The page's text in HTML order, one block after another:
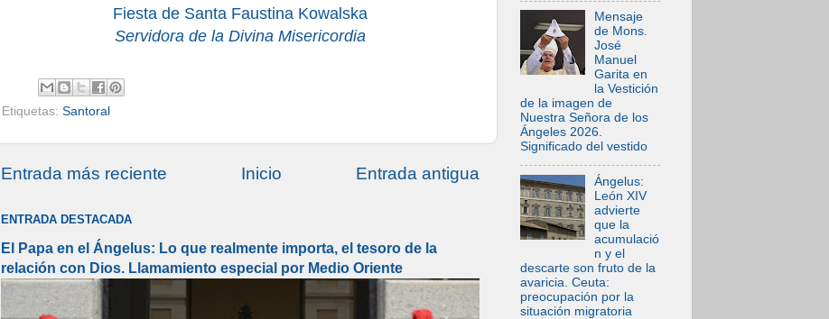
Fiesta de Santa Faustina Kowalska
Servidora de la Divina Misericordia
Etiquetas: Santoral
Entrada más reciente Entrada antigua
Inicio
ENTRADA DESTACADA
El Papa en el Ángelus: Lo que realmente importa, el tesoro de la
relación con Dios. Llamamiento especial por Medio Oriente
Mensaje
de Mons.
José
Manuel
Garita en
la Vestición
de la imagen de
Nuestra Señora de los
Ángeles 2026.
Significado del vestido
Ángelus:
León XIV
advierte
que la
acumulació
n y el
descarte son fruto de la
avaricia. Ceuta:
preocupación por la
situación migratoria